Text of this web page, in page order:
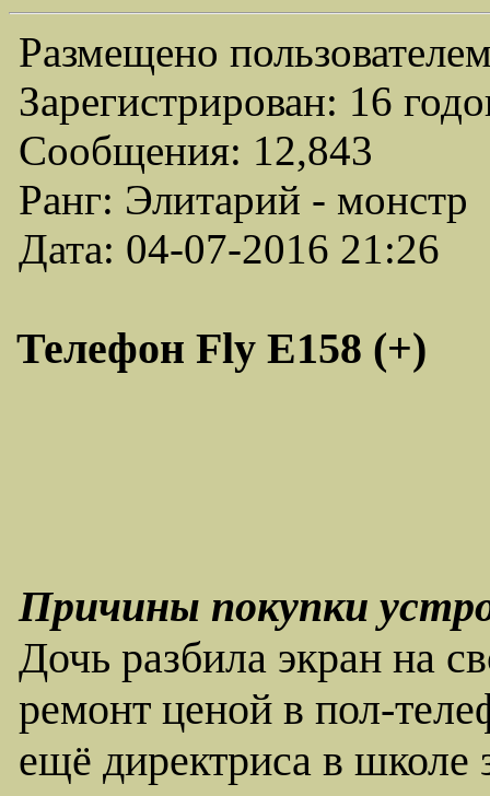
Размещено
Зарегистрирован: 16
Сообщения: 12,843
Ранг: Элитарий - монстр
Дата: 04-07-2016 21:26
Телефон Fly E158 (+)
Причины покупки
Дочь разбила экран на
ремонт ценой в пол-
ещё директриса в школе